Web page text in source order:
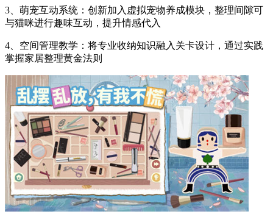
3、萌宠互动系统：创新加入虚拟宠物养成模块，整理间隙可
与猫咪进行趣味互动，提升情感代入
4、空间管理教学：将专业收纳知识融入关卡设计，通过实践
掌握家居整理黄金法则